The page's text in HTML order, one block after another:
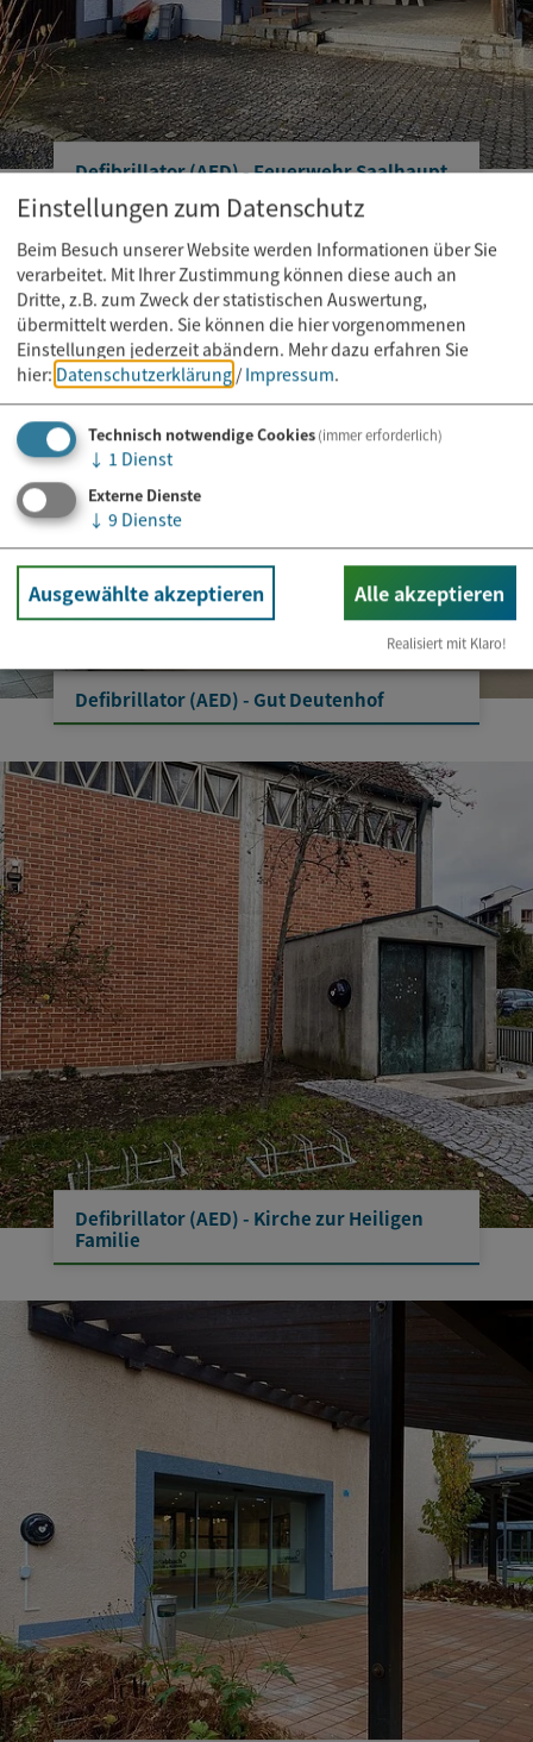
Defibrillator (AED) - Feuerwehr Saalhaupt
Defibrillator (AED) - Gut Deutenhof
Defibrillator (AED) - Kirche zur Heiligen
Familie
Einstellungen zum Datenschutz
Beim Besuch unserer Website werden Informationen über Sie
verarbeitet. Mit Ihrer Zustimmung können diese auch an
Dritte, z.B. zum Zweck der statistischen Auswertung,
übermittelt werden. Sie können die hier vorgenommenen
Einstellungen jederzeit abändern. Mehr dazu erfahren Sie
hier: Datenschutzerklärung / Impressum.
Technisch notwendige Cookies(immer erforderlich)
↓ 1 Dienst
Externe Dienste
↓ 9 Dienste
Ausgewählte akzeptieren Alle akzeptieren
Realisiert mit Klaro!